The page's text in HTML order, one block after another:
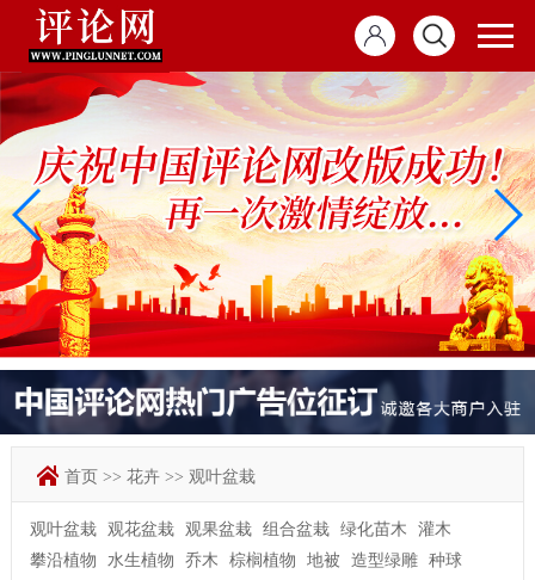
首页 >> 花卉 >> 观叶盆栽
观叶盆栽 观花盆栽 观果盆栽 组合盆栽 绿化苗木
灌木
攀沿植物
水生植物 乔木 棕榈植物 地被 造型绿雕
种球